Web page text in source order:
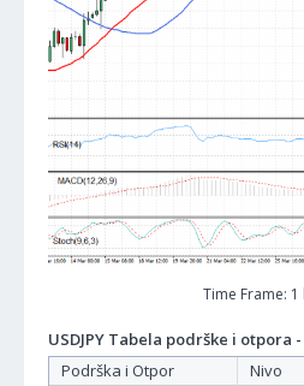
Time Frame:
USDJPY Tabela podrške i otpora -
Podrška i Otpor
Nivo